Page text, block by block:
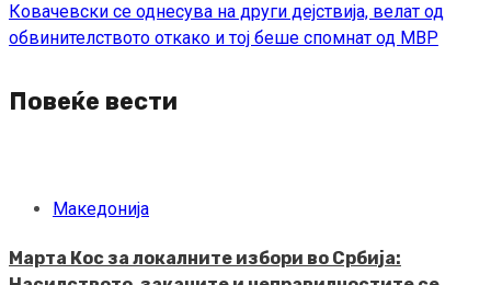
Ковачевски се однесува на други дејствија, велат од
обвинителството откако и тој беше спомнат од МВР
Повеќе вести
Македонија
Марта Кос за локалните избори во Србија: